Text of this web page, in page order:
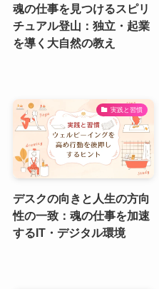
魂の仕事を見つけるスピリ
チュアル登山：独立・起業
を導く大自然の教え
実践と習慣
デスクの向きと人生の方向
性の一致：魂の仕事を加速
するIT・デジタル環境